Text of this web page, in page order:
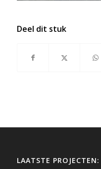
Deel dit stuk
LAATSTE PROJECTEN: